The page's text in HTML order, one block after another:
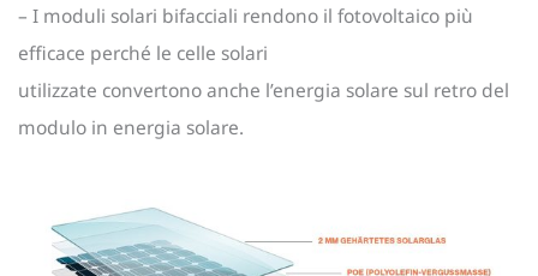
– I moduli solari bifacciali rendono il fotovoltaico più
efficace perché le celle solari
utilizzate convertono anche l’energia solare sul retro del
modulo in energia solare.